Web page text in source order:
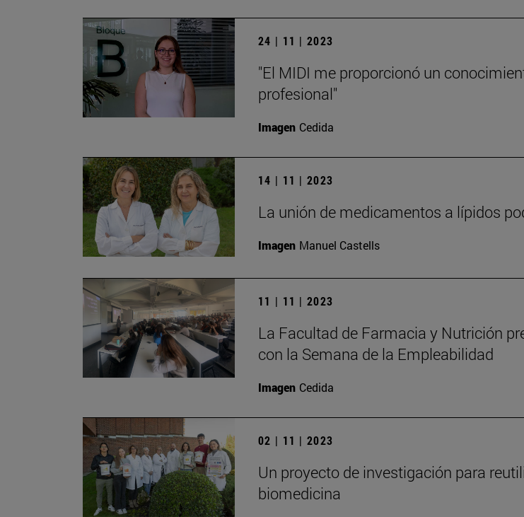
24 | 11 | 2023
"El MIDI me proporcionó un
profesional"
Imagen Cedida
14 | 11 | 2023
La unión de medicamentos a lípidos
Imagen Manuel Castells
11 | 11 | 2023
La Facultad de Farmacia y Nutrición
con la Semana de la Empleabilidad
Imagen Cedida
02 | 11 | 2023
Un proyecto de investigación para
biomedicina